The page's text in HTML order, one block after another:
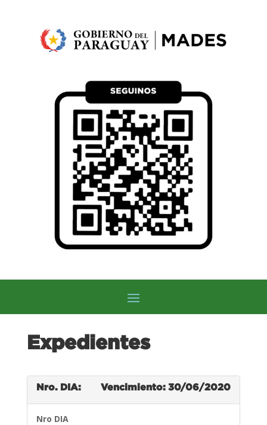
Expedientes
Nro. DIA: Vencimiento: 30/06/2020
Nro DIA